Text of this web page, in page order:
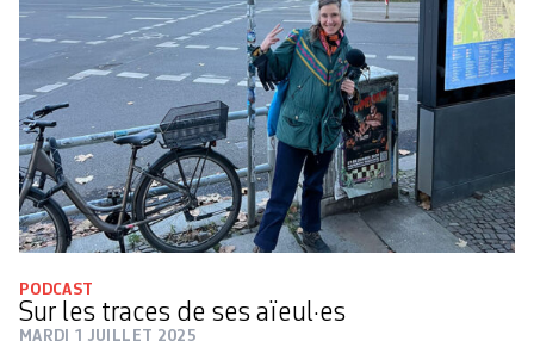
PODCAST
Sur les traces de ses aïeul·es
MARDI 1 JUILLET 2025